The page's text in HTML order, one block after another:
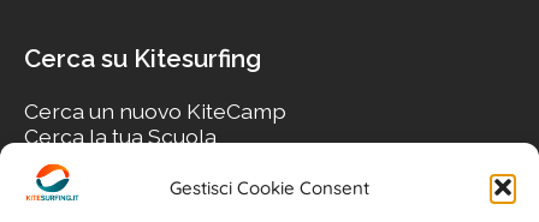
Gestisci Cookie Consent
Cerca su Kitesurfing
Cerca un nuovo KiteCamp
Cerca la tua Scuola
Cerca il tuo KiteSpot
Cerca Accommodation